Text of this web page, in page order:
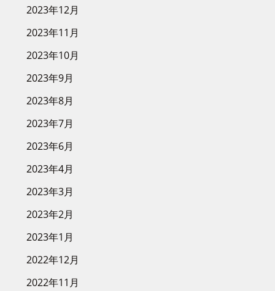
2023年12月
2023年11月
2023年10月
2023年9月
2023年8月
2023年7月
2023年6月
2023年4月
2023年3月
2023年2月
2023年1月
2022年12月
2022年11月